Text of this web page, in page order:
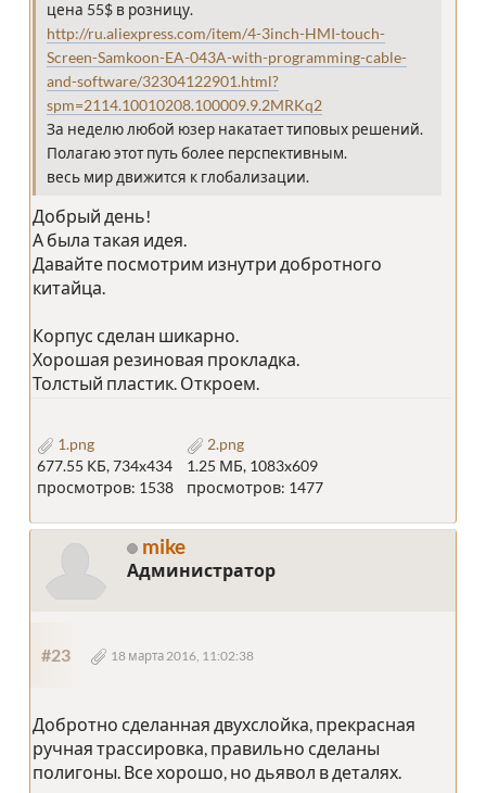
цена 55$ в розницу.
http://ru.aliexpress.com/item/4-3inch-HMI-touch-
Screen-Samkoon-EA-043A-with-programming-cable-
and-software/32304122901.html?
spm=2114.10010208.100009.9.2MRKq2
За неделю любой юзер накатает типовых решений.
Полагаю этот путь более перспективным.
весь мир движится к глобализации.
Добрый день!
А была такая идея.
Давайте посмотрим изнутри добротного
китайца.
Корпус сделан шикарно.
Хорошая резиновая прокладка.
Толстый пластик. Откроем.
1.png
677.55 КБ, 734x434
просмотров: 1538
2.png
1.25 МБ, 1083x609
просмотров: 1477
mike
Администратор
#23 18 марта 2016, 11:02:38
Добротно сделанная двухслойка, прекрасная
ручная трассировка, правильно сделаны
полигоны. Все хорошо, но дьявол в деталях.